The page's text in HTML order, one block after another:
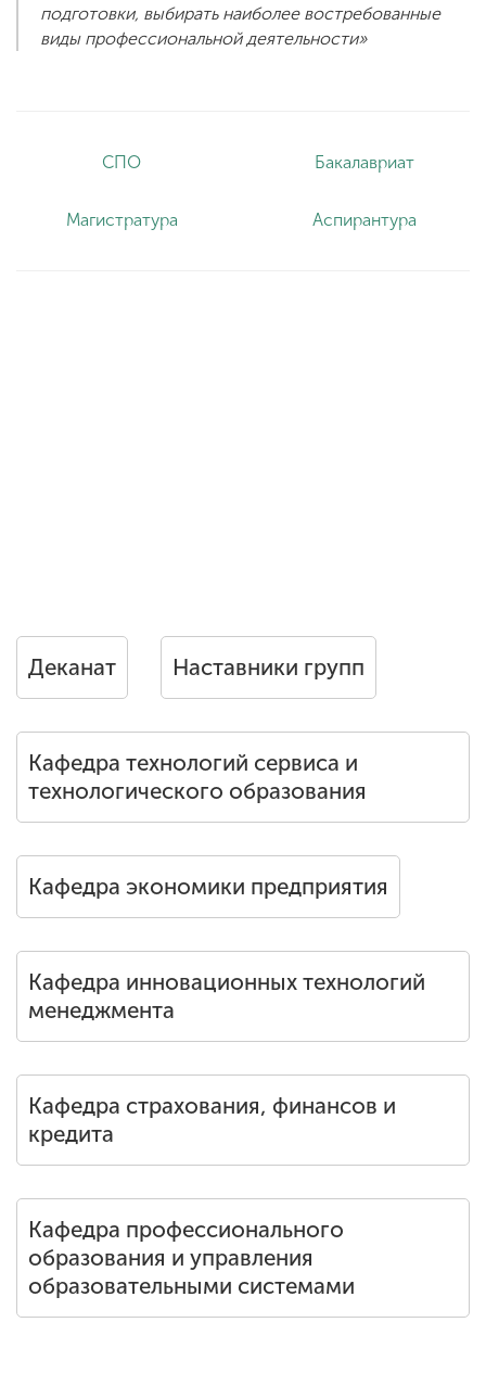
подготовки, выбирать наиболее востребованные
виды профессиональной деятельности»
СПО Бакалавриат
Магистратура Аспирантура
Деканат Наставники групп
Кафедра технологий сервиса и
технологического образования
Кафедра экономики предприятия
Кафедра инновационных технологий
менеджмента
Кафедра страхования, финансов и
кредита
Кафедра профессионального
образования и управления
образовательными системами